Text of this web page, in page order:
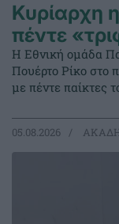
Κυρίαρχη
πέντε
Η Εθνική ομάδα
Πουέρτο Ρίκο στο
με πέντε παίκτες
05.08.2026